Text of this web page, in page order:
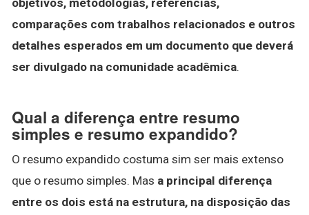
comparações com trabalhos relacionados e outros
detalhes esperados em um documento que deverá
ser divulgado na comunidade acadêmica.
Qual a diferença entre resumo
simples e resumo expandido?
O resumo expandido costuma sim ser mais extenso
que o resumo simples. Mas a principal diferença
entre os dois está na estrutura, na disposição das